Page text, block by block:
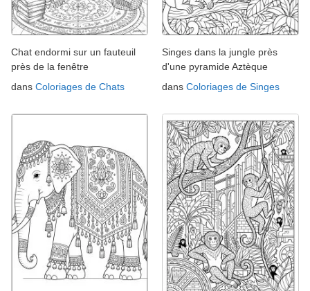
Chat endormi sur un fauteuil
près de la fenêtre
dans Coloriages de Chats
Singes dans la jungle près
d'une pyramide Aztèque
dans Coloriages de Singes